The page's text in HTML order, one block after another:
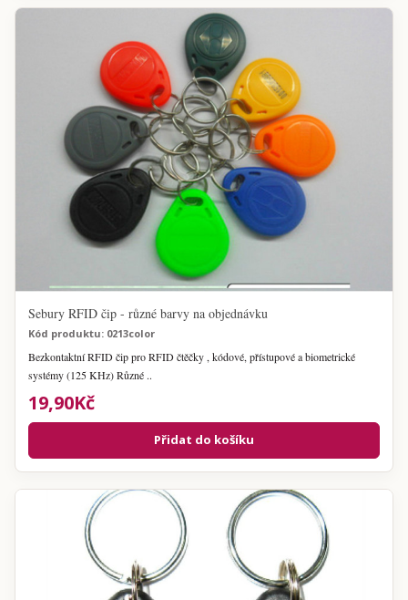
Sebury RFID čip - různé barvy na objednávku
Kód produktu: 0213color
Bezkontaktní RFID čip pro RFID čtěčky , kódové, přístupové a biometrické
systémy (125 KHz) Různé ..
19,90Kč
Přidat do košíku